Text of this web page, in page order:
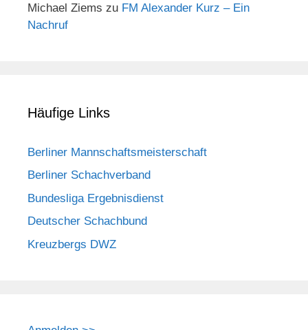
Michael Ziems zu FM Alexander Kurz – Ein
Nachruf
Häufige Links
Berliner Mannschaftsmeisterschaft
Berliner Schachverband
Bundesliga Ergebnisdienst
Deutscher Schachbund
Kreuzbergs DWZ